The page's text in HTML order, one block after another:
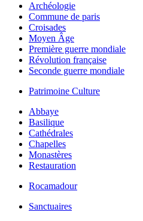
Archéologie
Commune de paris
Croisades
Moyen Âge
Première guerre mondiale
Révolution française
Seconde guerre mondiale
Patrimoine Culture
Abbaye
Basilique
Cathédrales
Chapelles
Monastères
Restauration
Rocamadour
Sanctuaires